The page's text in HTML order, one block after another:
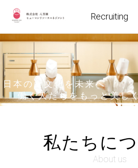
Recruiting
日本の食文化を未来へ
働く人たちをもっと美し
私たちに
About us